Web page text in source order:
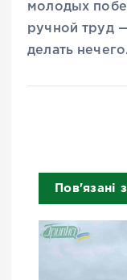
молодых
ручной труд
делать
Пов'язані